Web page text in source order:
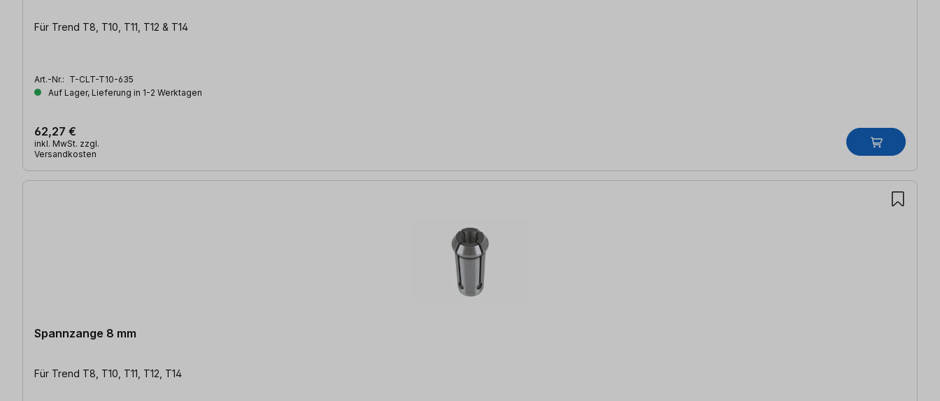
Für Trend T8, T10, T11, T12 & T14
Art.-Nr.: T-CLT-T10-635
Auf Lager, Lieferung in 1-2 Werktagen
62,27 €
inkl. MwSt. zzgl.
Versandkosten
Spannzange 8 mm
Für Trend T8, T10, T11, T12, T14